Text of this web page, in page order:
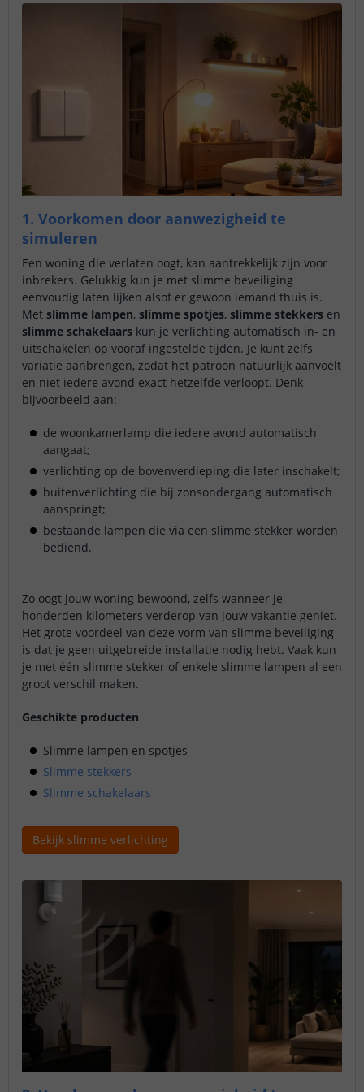
1. Voorkomen door aanwezigheid te
simuleren
Een woning die verlaten oogt, kan aantrekkelijk zijn voor
inbrekers. Gelukkig kun je met slimme beveiliging
eenvoudig laten lijken alsof er gewoon iemand thuis is.
Met slimme lampen, slimme spotjes, slimme stekkers en
slimme schakelaars kun je verlichting automatisch in- en
uitschakelen op vooraf ingestelde tijden. Je kunt zelfs
variatie aanbrengen, zodat het patroon natuurlijk aanvoelt
en niet iedere avond exact hetzelfde verloopt. Denk
bijvoorbeeld aan:
de woonkamerlamp die iedere avond automatisch
aangaat;
verlichting op de bovenverdieping die later inschakelt;
buitenverlichting die bij zonsondergang automatisch
aanspringt;
bestaande lampen die via een slimme stekker worden
bediend.
Zo oogt jouw woning bewoond, zelfs wanneer je
honderden kilometers verderop van jouw vakantie geniet.
Het grote voordeel van deze vorm van slimme beveiliging
is dat je geen uitgebreide installatie nodig hebt. Vaak kun
je met één slimme stekker of enkele slimme lampen al een
groot verschil maken.
Geschikte producten
Slimme lampen en spotjes
Slimme stekkers
Slimme schakelaars
Bekijk slimme verlichting